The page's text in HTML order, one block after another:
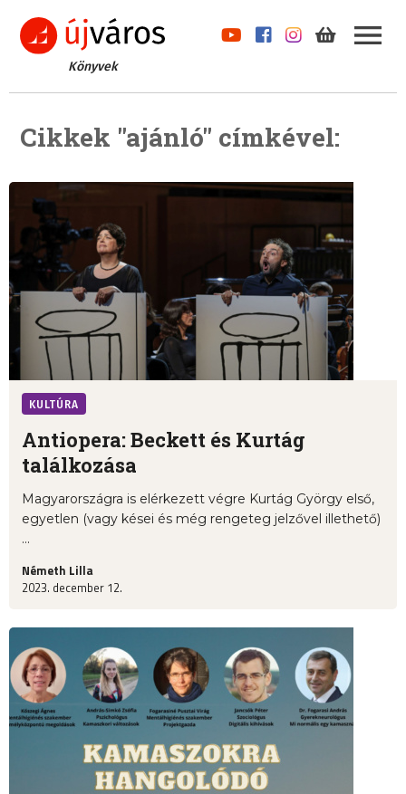
Könyvek
Cikkek "ajánló" címkével:
KULTÚRA
Antiopera: Beckett és Kurtág
találkozása
Magyarországra is elérkezett végre Kurtág György első,
egyetlen (vagy kései és még rengeteg jelzővel illethető)
...
Németh Lilla
2023. december 12.